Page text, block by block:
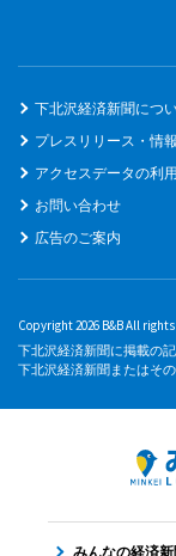
下北沢経済新聞につ
プレスリリース・情
アクセスデータの利
お問い合わせ
広告のご案内
Copyright 2026 B&B All
下北沢経済新聞に掲載の
下北沢経済新聞またはそ
みんなの経済